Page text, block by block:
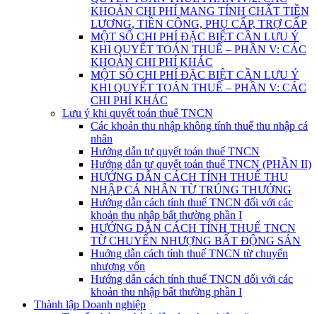
KHOẢN CHI PHÍ MANG TÍNH CHẤT TIỀN
LƯƠNG, TIỀN CÔNG, PHỤ CẤP, TRỢ CẤP
MỘT SỐ CHI PHÍ ĐẶC BIỆT CẦN LƯU Ý
KHI QUYẾT TOÁN THUẾ – PHẦN V: CÁC
KHOẢN CHI PHÍ KHÁC
MỘT SỐ CHI PHÍ ĐẶC BIỆT CẦN LƯU Ý
KHI QUYẾT TOÁN THUẾ – PHẦN V: CÁC
CHI PHÍ KHÁC
Lưu ý khi quyết toán thuế TNCN
Các khoản thu nhập không tính thuế thu nhập cá
nhân
Hướng dẫn tự quyết toán thuế TNCN
Hướng dẫn tự quyết toán thuế TNCN (PHẦN II)
HƯỚNG DẪN CÁCH TÍNH THUẾ THU
NHẬP CÁ NHÂN TỪ TRÚNG THƯỞNG
Hướng dẫn cách tính thuế TNCN đối với các
khoản thu nhập bất thường phần I
HƯỚNG DẪN CÁCH TÍNH THUẾ TNCN
TỪ CHUYỂN NHƯỢNG BẤT ĐỘNG SẢN
Huớng dẫn cách tính thuế TNCN từ chuyển
nhượng vốn
Hướng dẫn cách tính thuế TNCN đối với các
khoản thu nhập bất thường phần I
Thành lập Doanh nghiệp